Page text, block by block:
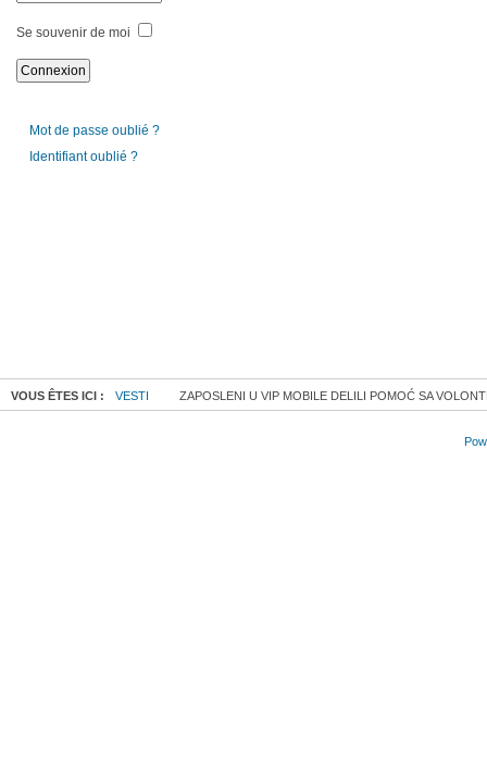
Se souvenir de moi
Mot de passe oublié ?
Identifiant oublié ?
VOUS ÊTES ICI : VESTI ZAPOSLENI U VIP MOBILE DELILI POMOĆ SA